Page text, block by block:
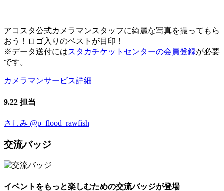
アコスタ公式カメラマンスタッフに綺麗な写真を撮ってもら
おう！ロゴ入りのベストが目印！
※データ送付にはスタカチケットセンターの会員登録が必要
です。
カメラマンサービス詳細
9.22 担当
さしみ @p_flood_rawfish
交流バッジ
イベントをもっと楽しむための交流バッジが登場